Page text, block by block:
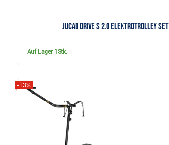
JuCad drive S 2.0 Elektrotrolley Set
Auf Lager 1Stk.
-13%